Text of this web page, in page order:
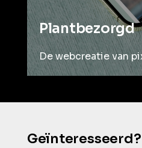
Plantbezorgd
De webcreatie van
Geïnteresseerd?